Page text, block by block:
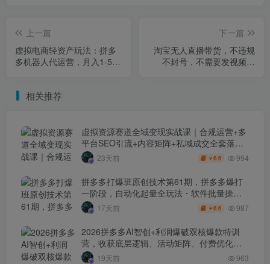
上一篇
虚拟电商轻资产玩法：拼多
多机器人代运营，月入1-5W
下一篇
淘宝无人直播带货，不违规
不封号，不需要发视频，
相关推荐
虚拟资源赛道全域变现实战课｜合规运营+多
平台SEO引流+内容矩阵+私域成交全套落地
玩法23天前 ￥6.6 994
拼多多打爆班原创技术第61期，拼多多爆打
一阶段，自动化起量全玩法・软件批量操
作・投产优化・大促矩阵实战课
17天前 ￥6.6 987
2026拼多多AI智创+利润爆破双核爆款特训
营，收获底层逻辑、活动矩阵、付费优化、
0-1打爆SOP
19天前 963